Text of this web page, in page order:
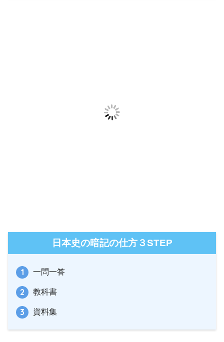
日本史の暗記の仕方３STEP
一問一答
教科書
資料集